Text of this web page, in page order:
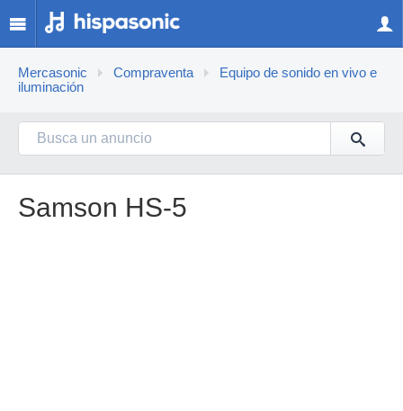
Mercasonic Compraventa
Equipo de sonido en vivo e
iluminación
Samson HS-5